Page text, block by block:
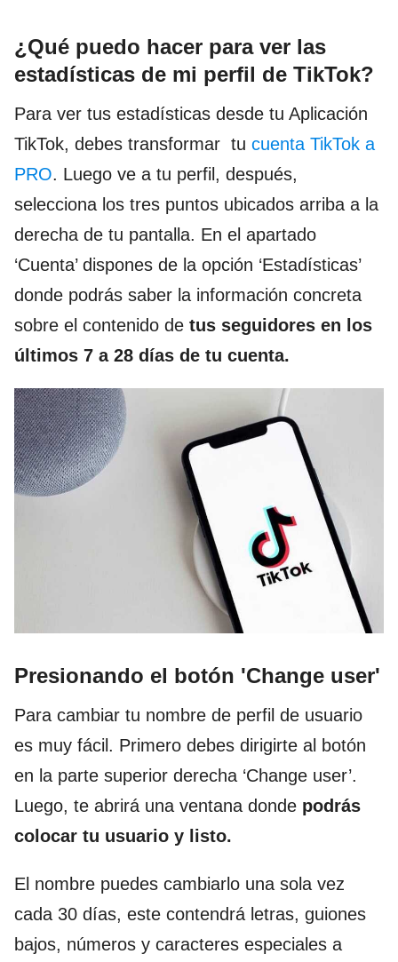
¿Qué puedo hacer para ver las
estadísticas de mi perfil de TikTok?
Para ver tus estadísticas desde tu Aplicación
TikTok, debes transformar tu cuenta TikTok a
PRO. Luego ve a tu perfil, después,
selecciona los tres puntos ubicados arriba a la
derecha de tu pantalla. En el apartado
‘Cuenta’ dispones de la opción ‘Estadísticas’
donde podrás saber la información concreta
sobre el contenido de tus seguidores en los
últimos 7 a 28 días de tu cuenta.
Presionando el botón 'Change user'
Para cambiar tu nombre de perfil de usuario
es muy fácil. Primero debes dirigirte al botón
en la parte superior derecha ‘Change user’.
Luego, te abrirá una ventana donde podrás
colocar tu usuario y listo.
El nombre puedes cambiarlo una sola vez
cada 30 días, este contendrá letras, guiones
bajos, números y caracteres especiales a